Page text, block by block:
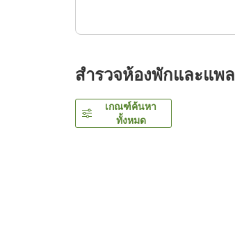
สำรวจห้องพักและแพ
เกณฑ์ค้นหา
ทั้งหมด